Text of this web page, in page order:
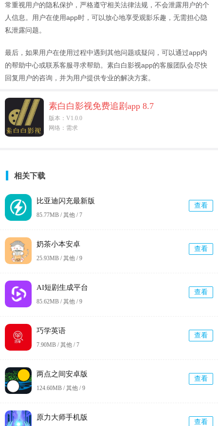
常重视用户的隐私保护，严格遵守相关法律法规，不会泄露用户的个
人信息。用户在使用app时，可以放心地享受观影乐趣，无需担心隐
私泄露问题。
最后，如果用户在使用过程中遇到其他问题或疑问，可以通过app内
的帮助中心或联系客服寻求帮助。素白白影视app的客服团队会尽快
回复用户的咨询，并为用户提供专业的解决方案。
素白白影视免费追剧app 8.7
版本：V1.0.0
网络：需求
相关下载
比亚迪闪充最新版
85.77MB / 其他 /7
查看
奶茶小本安卓
25.93MB / 其他 /9
查看
AI短剧生成平台
85.62MB / 其他 /9
查看
巧学英语
7.90MB / 其他 /7
查看
两点之间安卓版
124.60MB / 其他 /9
查看
原力大师手机版
查看